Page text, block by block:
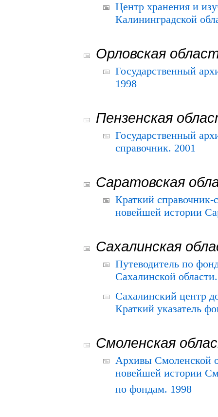
Центр хранения и
Калининградской
Орловская
Государственный
1998
Пензенская
Государственный
справочник. 2001
Саратовская
Краткий
новейшей истории
Сахалинская
Путеводитель по
Сахалинской
Сахалинский центр
Краткий указатель
Смоленская
Архивы Смоленской
новейшей истории
по фондам. 1998